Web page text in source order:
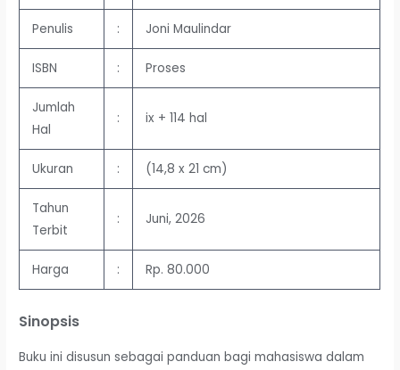
Penulis : Joni Maulindar
ISBN : Proses
Jumlah
Hal
: ix + 114 hal
Ukuran : (14,8 x 21 cm)
Tahun
Terbit
: Juni, 2026
Harga : Rp. 80.000
Sinopsis
Buku ini disusun sebagai panduan bagi mahasiswa dalam